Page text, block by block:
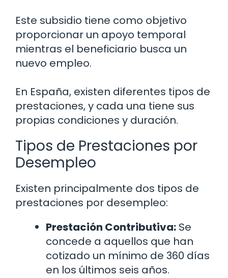
Este subsidio tiene como objetivo
proporcionar un apoyo temporal
mientras el beneficiario busca un
nuevo empleo.
En España, existen diferentes tipos de
prestaciones, y cada una tiene sus
propias condiciones y duración.
Tipos de Prestaciones por
Desempleo
Existen principalmente dos tipos de
prestaciones por desempleo:
Prestación Contributiva: Se
concede a aquellos que han
cotizado un mínimo de 360 días
en los últimos seis años.